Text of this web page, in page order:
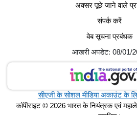
अक्सर पूछे जाने वाले
संपर्क करें
वेब सूचना प्रबंधक
आखरी अपडेट: 08/01/
सीएजी के सोशल मीडिया अकाउंट के
कॉपीराइट © 2026 भारत के नियंत्रक एवं